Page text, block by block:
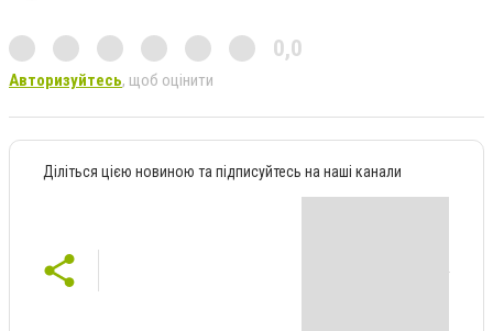
0,0
Авторизуйтесь, щоб оцінити
Діліться цією новиною та підписуйтесь на наші канали